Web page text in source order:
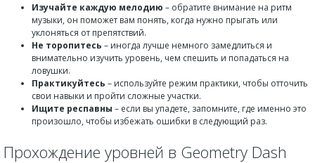
Изучайте каждую мелодию – обратите внимание на ритм
музыки, он поможет вам понять, когда нужно прыгать или
уклоняться от препятствий.
Не торопитесь – иногда лучше немного замедлиться и
внимательно изучить уровень, чем спешить и попадаться на
ловушки.
Практикуйтесь – используйте режим практики, чтобы отточить
свои навыки и пройти сложные участки.
Ищите респавны – если вы упадете, запомните, где именно это
произошло, чтобы избежать ошибки в следующий раз.
Прохождение уровней в Geometry Dash